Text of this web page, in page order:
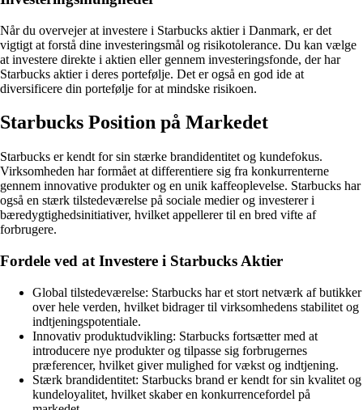
Når du overvejer at investere i Starbucks aktier i Danmark, er det
vigtigt at forstå dine investeringsmål og risikotolerance. Du kan vælge
at investere direkte i aktien eller gennem investeringsfonde, der har
Starbucks aktier i deres portefølje. Det er også en god ide at
diversificere din portefølje for at mindske risikoen.
Starbucks Position på Markedet
Starbucks er kendt for sin stærke brandidentitet og kundefokus.
Virksomheden har formået at differentiere sig fra konkurrenterne
gennem innovative produkter og en unik kaffeoplevelse. Starbucks har
også en stærk tilstedeværelse på sociale medier og investerer i
bæredygtighedsinitiativer, hvilket appellerer til en bred vifte af
forbrugere.
Fordele ved at Investere i Starbucks Aktier
Global tilstedeværelse: Starbucks har et stort netværk af butikker
over hele verden, hvilket bidrager til virksomhedens stabilitet og
indtjeningspotentiale.
Innovativ produktudvikling: Starbucks fortsætter med at
introducere nye produkter og tilpasse sig forbrugernes
præferencer, hvilket giver mulighed for vækst og indtjening.
Stærk brandidentitet: Starbucks brand er kendt for sin kvalitet og
kundeloyalitet, hvilket skaber en konkurrencefordel på